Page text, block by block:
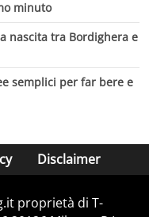
minuto
nascita tra Bordighera e
semplici per far bere e
Disclaimer
proprietà di T-